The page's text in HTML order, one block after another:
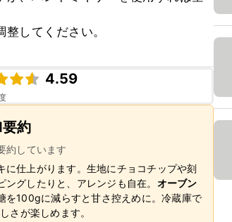
してください。
4.59
約
約しています
に仕上がります。生地にチョコチップや刻
グしたりと、アレンジも自在。 オーブン
を100gに減らすと甘さ控えめに。冷蔵庫で
さが楽しめます。